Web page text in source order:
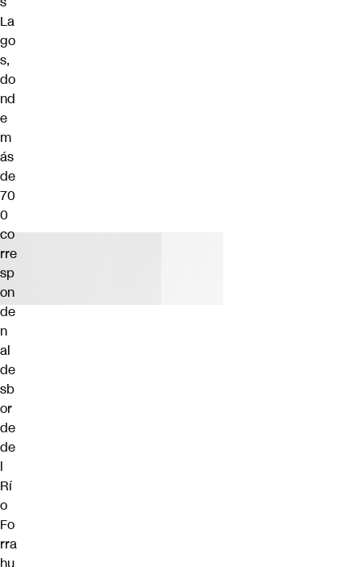
La
go
s,
do
nd
e
m
ás
de
70
0
co
rre
sp
on
de
n
al
de
sb
or
de
de
l
Rí
o
Fo
rra
hu